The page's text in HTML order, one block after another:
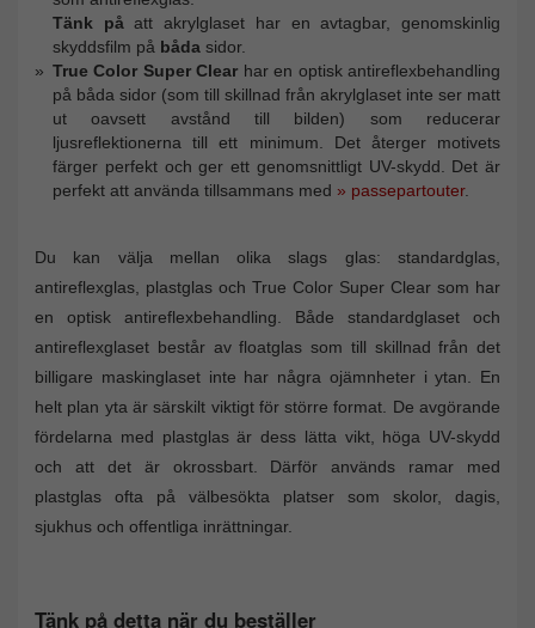
Tänk påatt akrylglaset har en avtagbar, genomskinlig
skyddsfilm på båda sidor.
True Color Super Clear har en optisk antireflexbehandling
på båda sidor (som till skillnad från akrylglaset inte ser matt
ut oavsett avstånd till bilden) som reducerar
ljusreflektionerna till ett minimum. Det återger motivets
färger perfekt och ger ett genomsnittligt UV-skydd. Det är
perfekt att använda tillsammans med » passepartouter.
Du kan välja mellan olika slags glas: standardglas,
antireflexglas, plastglas och True Color Super Clear som har
en optisk antireflexbehandling. Både standardglaset och
antireflexglaset består av floatglas som till skillnad från det
billigare maskinglaset inte har några ojämnheter i ytan. En
helt plan yta är särskilt viktigt för större format. De avgörande
fördelarna med plastglas är dess lätta vikt, höga UV-skydd
och att det är okrossbart. Därför används ramar med
plastglas ofta på välbesökta platser som skolor, dagis,
sjukhus och offentliga inrättningar.
Tänk på detta när du beställer